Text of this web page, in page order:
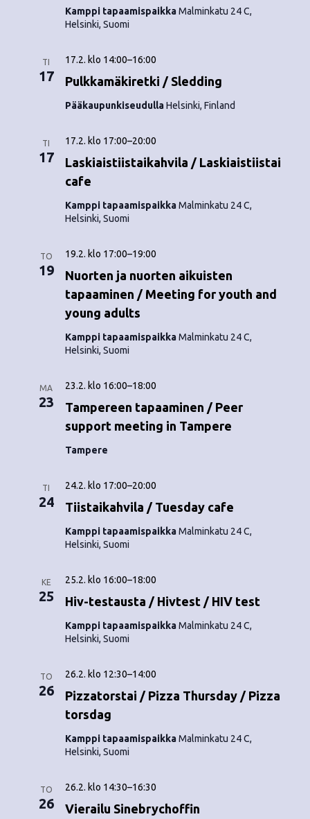
Kamppi tapaamispaikkaMalminkatu 24 C,
Helsinki, Suomi
TI
17 Pulkkamäkiretki / Sledding
17.2. klo 14:00–16:00
PääkaupunkiseudullaHelsinki, Finland
TI
17
Laskiaistiistaikahvila / Laskiaistiistai
cafe
17.2. klo 17:00–20:00
Kamppi tapaamispaikkaMalminkatu 24 C,
Helsinki, Suomi
TO
19
Nuorten ja nuorten aikuisten
tapaaminen / Meeting for youth and
young adults
19.2. klo 17:00–19:00
Kamppi tapaamispaikkaMalminkatu 24 C,
Helsinki, Suomi
MA
23
Tampereen tapaaminen / Peer
support meeting in Tampere
23.2. klo 16:00–18:00
Tampere
TI
24 Tiistaikahvila / Tuesday cafe
24.2. klo 17:00–20:00
Kamppi tapaamispaikkaMalminkatu 24 C,
Helsinki, Suomi
KE
25 Hiv-testausta / Hivtest / HIV test
25.2. klo 16:00–18:00
Kamppi tapaamispaikkaMalminkatu 24 C,
Helsinki, Suomi
TO
26
Pizzatorstai / Pizza Thursday / Pizza
torsdag
26.2. klo 12:30–14:00
Kamppi tapaamispaikkaMalminkatu 24 C,
Helsinki, Suomi
TO
26
Vierailu Sinebrychoffin
26.2. klo 14:30–16:30